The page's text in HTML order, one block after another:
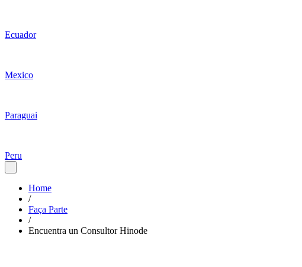
Ecuador
Mexico
Paraguai
Peru
Home
/
Faça Parte
/
Encuentra un Consultor Hinode